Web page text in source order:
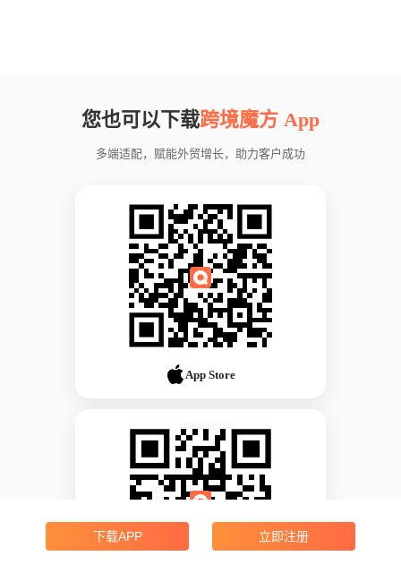
您也可以下载跨境魔方 App
多端适配，赋能外贸增长，助力客户成功
App Store
下载APP 立即注册